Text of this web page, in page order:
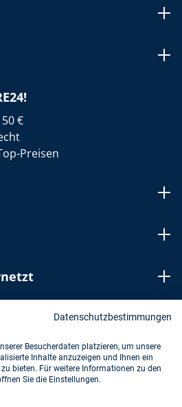
€
Preisen
widerrufen
AGB Datenschutz
Datenschutzbestimmungen
Besucherdaten platzieren, um unsere
Inhalte anzuzeigen und Ihnen ein
bieten. Für weitere Informationen zu den
Sie die Einstellungen.